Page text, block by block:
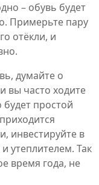
– обувь будет
Примерьте пару
отёкли, и
думайте о
вы часто ходите
простой
инвестируйте в
утеплителем. Так
время года, не